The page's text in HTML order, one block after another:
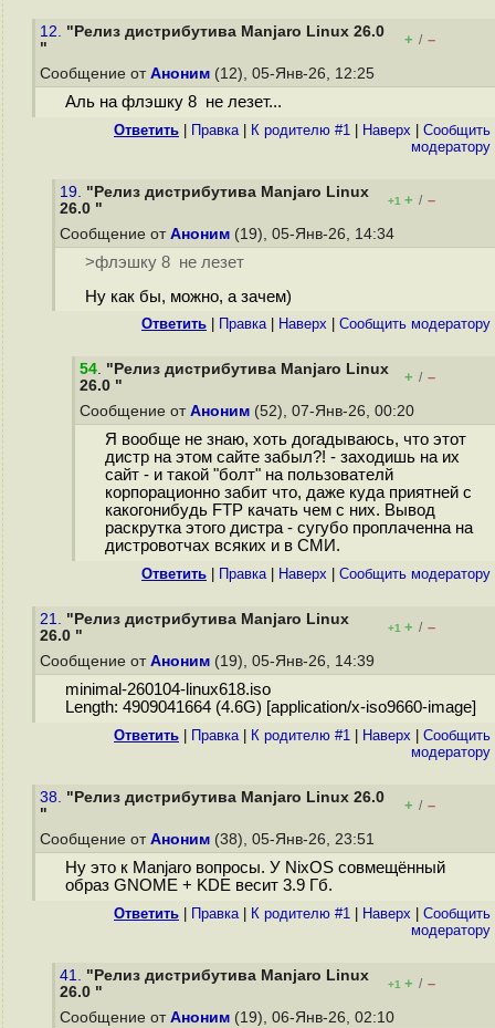
12. "Релиз дистрибутива Manjaro Linux 26.0
"
+ / –
Сообщение от Аноним (12), 05-Янв-26, 12:25
Аль на флэшку 8 не лезет...
Ответить Правка| К родителю #1 Наверх
Cообщить
модератору
19. "Релиз дистрибутива Manjaro Linux
26.0 "
+1 + / –
Сообщение от Аноним (19), 05-Янв-26, 14:34
>флэшку 8 не лезет
Ну как бы, можно, а зачем)
Ответить Правка| Наверх Cообщить модератору
54. "Релиз дистрибутива Manjaro Linux
26.0 "
+ / –
Сообщение от Аноним (52), 07-Янв-26, 00:20
Я вообще не знаю, хоть догадываюсь, что этот
дистр на этом сайте забыл?! - заходишь на их
сайт - и такой "болт" на пользователй
корпорационно забит что, даже куда приятней с
какогонибудь FTP качать чем с них. Вывод
раскрутка этого дистра - сугубо проплаченна на
дистровотчах всяких и в СМИ.
Ответить Правка| Наверх Cообщить модератору
21. "Релиз дистрибутива Manjaro Linux
26.0 "
+1 + / –
Сообщение от Аноним (19), 05-Янв-26, 14:39
minimal-260104-linux618.iso
Length: 4909041664 (4.6G) [application/x-iso9660-image]
Ответить Правка| К родителю #1 Наверх
Cообщить
модератору
38. "Релиз дистрибутива Manjaro Linux 26.0
"
+ / –
Сообщение от Аноним (38), 05-Янв-26, 23:51
Ну это к Manjaro вопросы. У NixOS совмещённый
образ GNOME + KDE весит 3.9 Гб.
Ответить Правка| К родителю #1 Наверх
Cообщить
модератору
41. "Релиз дистрибутива Manjaro Linux
26.0 "
+1 + / –
Сообщение от Аноним (19), 06-Янв-26, 02:10